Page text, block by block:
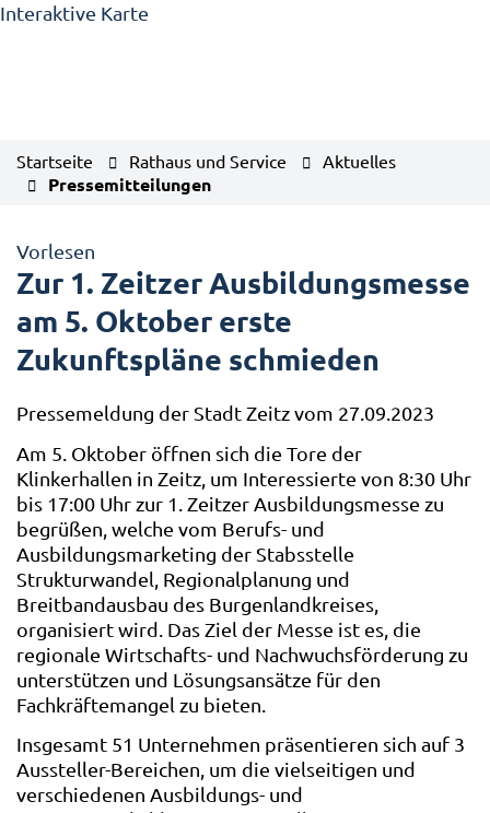
Interaktive Karte
Startseite Rathaus und Service Aktuelles
Pressemitteilungen
Vorlesen
Zur 1. Zeitzer Ausbildungsmesse
am 5. Oktober erste
Zukunftspläne schmieden
Pressemeldung der Stadt Zeitz vom 27.09.2023
Am 5. Oktober öffnen sich die Tore der
Klinkerhallen in Zeitz, um Interessierte von 8:30 Uhr
bis 17:00 Uhr zur 1. Zeitzer Ausbildungsmesse zu
begrüßen, welche vom Berufs- und
Ausbildungsmarketing der Stabsstelle
Strukturwandel, Regionalplanung und
Breitbandausbau des Burgenlandkreises,
organisiert wird. Das Ziel der Messe ist es, die
regionale Wirtschafts- und Nachwuchsförderung zu
unterstützen und Lösungsansätze für den
Fachkräftemangel zu bieten.
Insgesamt 51 Unternehmen präsentieren sich auf 3
Aussteller-Bereichen, um die vielseitigen und
verschiedenen Ausbildungs- und